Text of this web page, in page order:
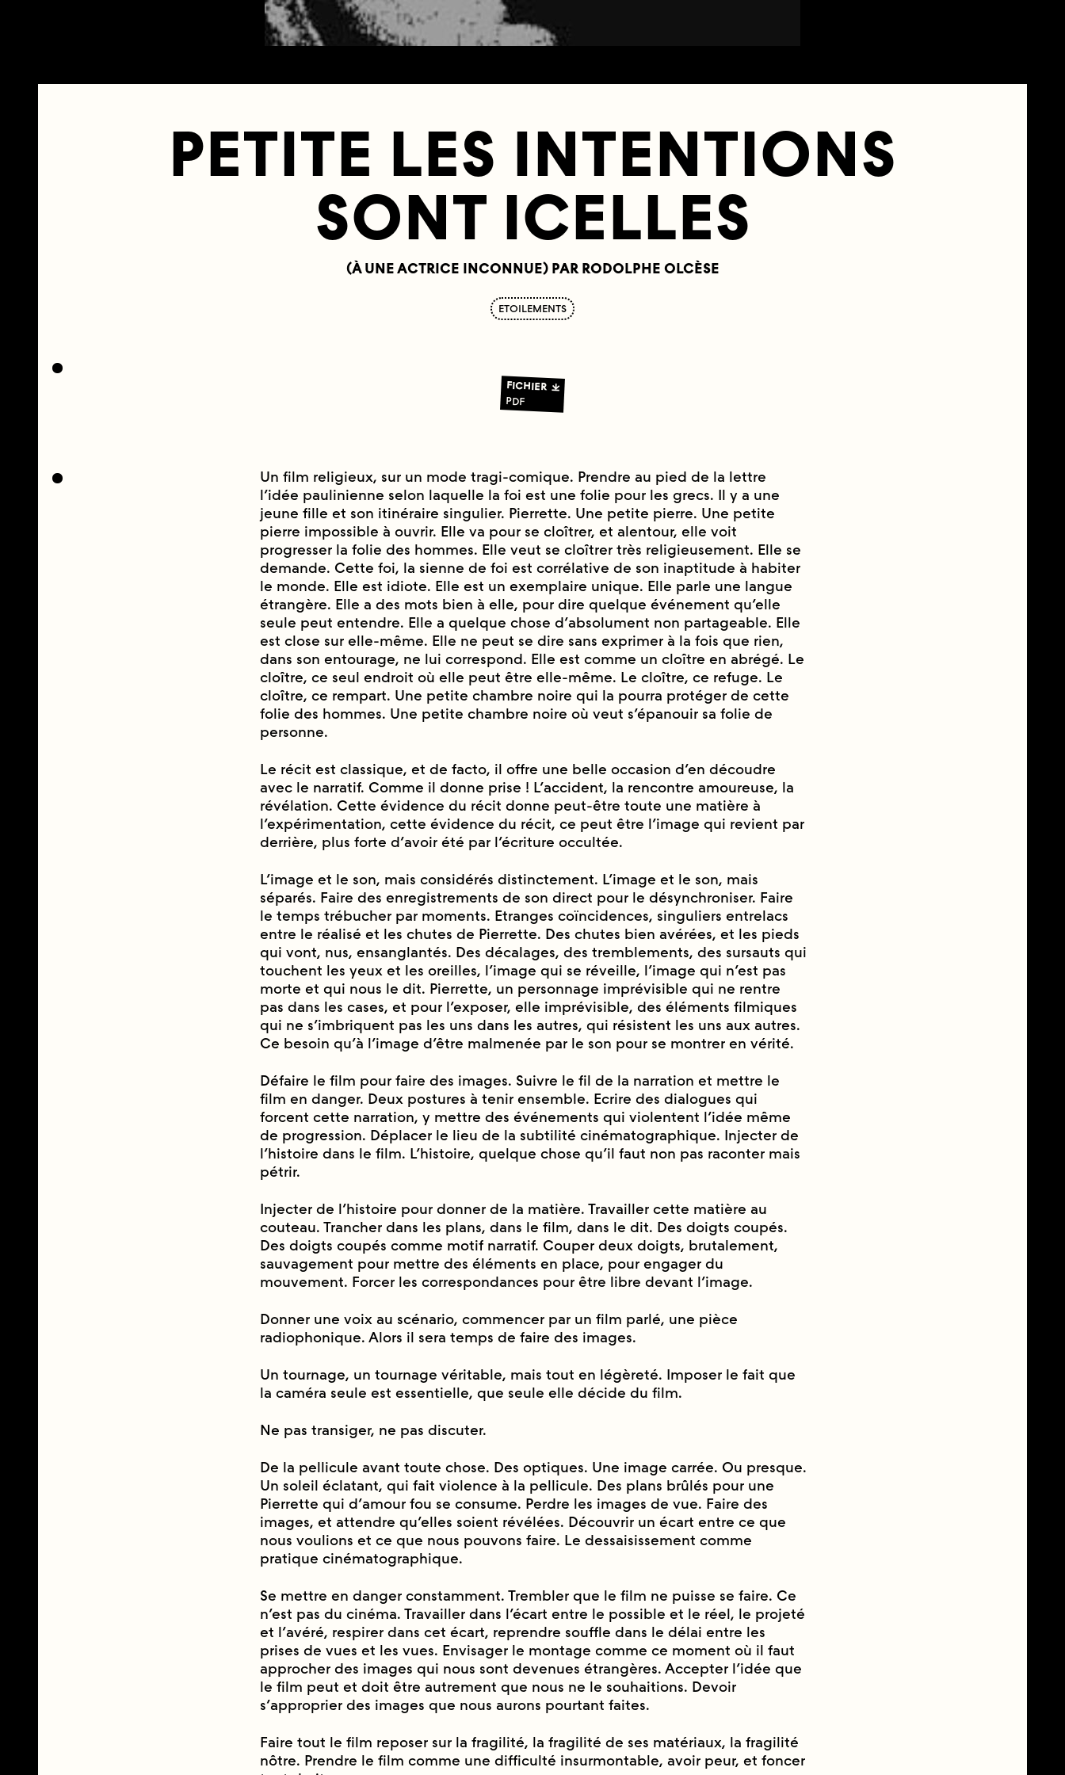
PETITE LES INTENTIONS
SONT ICELLES
(À UNE ACTRICE INCONNUE) PAR RODOLPHE OLCÈSE
ETOILEMENTS
FICHIER
PDF
Un film religieux, sur un mode tragi-comique. Prendre au pied de la lettre
l’idée paulinienne selon laquelle la foi est une folie pour les grecs. Il y a une
jeune fille et son itinéraire singulier. Pierrette. Une petite pierre. Une petite
pierre impossible à ouvrir. Elle va pour se cloîtrer, et alentour, elle voit
progresser la folie des hommes. Elle veut se cloîtrer très religieusement. Elle se
demande. Cette foi, la sienne de foi est corrélative de son inaptitude à habiter
le monde. Elle est idiote. Elle est un exemplaire unique. Elle parle une langue
étrangère. Elle a des mots bien à elle, pour dire quelque événement qu’elle
seule peut entendre. Elle a quelque chose d’absolument non partageable. Elle
est close sur elle-même. Elle ne peut se dire sans exprimer à la fois que rien,
dans son entourage, ne lui correspond. Elle est comme un cloître en abrégé. Le
cloître, ce seul endroit où elle peut être elle-même. Le cloître, ce refuge. Le
cloître, ce rempart. Une petite chambre noire qui la pourra protéger de cette
folie des hommes. Une petite chambre noire où veut s’épanouir sa folie de
personne.
Le récit est classique, et de facto, il offre une belle occasion d’en découdre
avec le narratif. Comme il donne prise ! L’accident, la rencontre amoureuse, la
révélation. Cette évidence du récit donne peut-être toute une matière à
l’expérimentation, cette évidence du récit, ce peut être l’image qui revient par
derrière, plus forte d’avoir été par l’écriture occultée.
L’image et le son, mais considérés distinctement. L’image et le son, mais
séparés. Faire des enregistrements de son direct pour le désynchroniser. Faire
le temps trébucher par moments. Etranges coïncidences, singuliers entrelacs
entre le réalisé et les chutes de Pierrette. Des chutes bien avérées, et les pieds
qui vont, nus, ensanglantés. Des décalages, des tremblements, des sursauts qui
touchent les yeux et les oreilles, l’image qui se réveille, l’image qui n’est pas
morte et qui nous le dit. Pierrette, un personnage imprévisible qui ne rentre
pas dans les cases, et pour l’exposer, elle imprévisible, des éléments filmiques
qui ne s’imbriquent pas les uns dans les autres, qui résistent les uns aux autres.
Ce besoin qu’à l’image d’être malmenée par le son pour se montrer en vérité.
Défaire le film pour faire des images. Suivre le fil de la narration et mettre le
film en danger. Deux postures à tenir ensemble. Ecrire des dialogues qui
forcent cette narration, y mettre des événements qui violentent l’idée même
de progression. Déplacer le lieu de la subtilité cinématographique. Injecter de
l’histoire dans le film. L’histoire, quelque chose qu’il faut non pas raconter mais
pétrir.
Injecter de l’histoire pour donner de la matière. Travailler cette matière au
couteau. Trancher dans les plans, dans le film, dans le dit. Des doigts coupés.
Des doigts coupés comme motif narratif. Couper deux doigts, brutalement,
sauvagement pour mettre des éléments en place, pour engager du
mouvement. Forcer les correspondances pour être libre devant l’image.
Donner une voix au scénario, commencer par un film parlé, une pièce
radiophonique. Alors il sera temps de faire des images.
Un tournage, un tournage véritable, mais tout en légèreté. Imposer le fait que
la caméra seule est essentielle, que seule elle décide du film.
Ne pas transiger, ne pas discuter.
De la pellicule avant toute chose. Des optiques. Une image carrée. Ou presque.
Un soleil éclatant, qui fait violence à la pellicule. Des plans brûlés pour une
Pierrette qui d’amour fou se consume. Perdre les images de vue. Faire des
images, et attendre qu’elles soient révélées. Découvrir un écart entre ce que
nous voulions et ce que nous pouvons faire. Le dessaisissement comme
pratique cinématographique.
Se mettre en danger constamment. Trembler que le film ne puisse se faire. Ce
n’est pas du cinéma. Travailler dans l’écart entre le possible et le réel, le projeté
et l’avéré, respirer dans cet écart, reprendre souffle dans le délai entre les
prises de vues et les vues. Envisager le montage comme ce moment où il faut
approcher des images qui nous sont devenues étrangères. Accepter l’idée que
le film peut et doit être autrement que nous ne le souhaitions. Devoir
s’approprier des images que nous aurons pourtant faites.
Faire tout le film reposer sur la fragilité, la fragilité de ses matériaux, la fragilité
nôtre. Prendre le film comme une difficulté insurmontable, avoir peur, et foncer